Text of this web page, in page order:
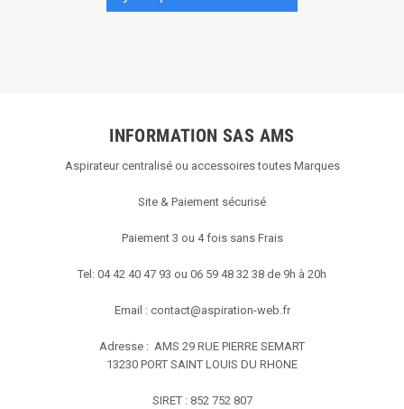
INFORMATION SAS AMS
Aspirateur centralisé ou accessoires toutes Marques
Site & Paiement sécurisé
Paiement 3 ou 4 fois sans Frais
Tel: 04 42 40 47 93 ou 06 59 48 32 38 de 9h à 20h
Email : contact@aspiration-web.fr
Adresse : AMS 29 RUE PIERRE SEMART
13230 PORT SAINT LOUIS DU RHONE
SIRET : 852 752 807